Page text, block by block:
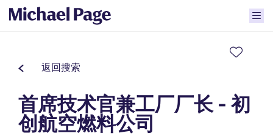
返回搜索
首席技术官兼工厂厂长 - 初
创航空燃料公司